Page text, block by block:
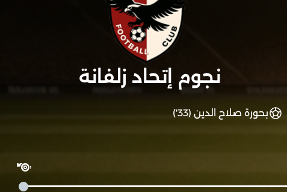
نجوم إتحاد زلفانة
بحورة صلاح الدين (33')